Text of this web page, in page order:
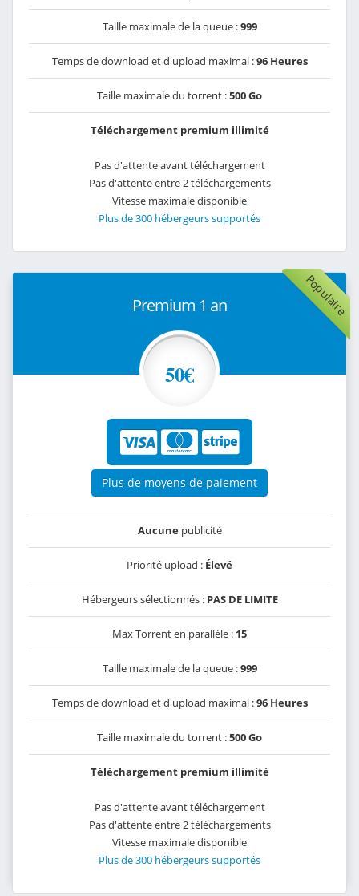
Taille maximale de la queue :999
Temps de download et d'upload maximal :96 Heures
Taille maximale du torrent :500 Go
Téléchargement premium illimité
Pas d'attente avant téléchargement
Pas d'attente entre 2 téléchargements
Vitesse maximale disponible
Plus de 300 hébergeurs supportés
Populaire
Premium 1 an
50€
Plus de moyens de paiement
Aucunepublicité
Priorité upload : Élevé
Hébergeurs sélectionnés : PAS DE LIMITE
Max Torrent en parallèle : 15
Taille maximale de la queue :999
Temps de download et d'upload maximal :96 Heures
Taille maximale du torrent :500 Go
Téléchargement premium illimité
Pas d'attente avant téléchargement
Pas d'attente entre 2 téléchargements
Vitesse maximale disponible
Plus de 300 hébergeurs supportés